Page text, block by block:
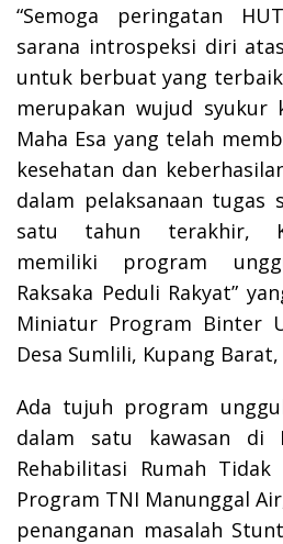
“Semoga peringatan
sarana introspeksi diri
untuk berbuat yang
merupakan wujud syukur
Maha Esa yang telah
kesehatan dan
dalam pelaksanaan tugas
satu tahun terakhir,
memiliki program
Raksaka Peduli Rakyat”
Miniatur Program Binter
Desa Sumlili, Kupang Barat,
Ada tujuh program
dalam satu kawasan di
Rehabilitasi Rumah Tidak
Program TNI Manunggal
penanganan masalah